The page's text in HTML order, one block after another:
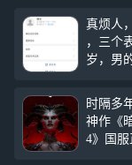
真烦人
，三个
岁，男
多块钱
多多上
的是笑
就知道
时隔多
神作《
4》国服